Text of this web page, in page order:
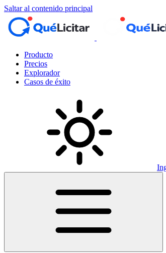
Saltar al contenido principal
Producto
Precios
Explorador
Casos de éxito